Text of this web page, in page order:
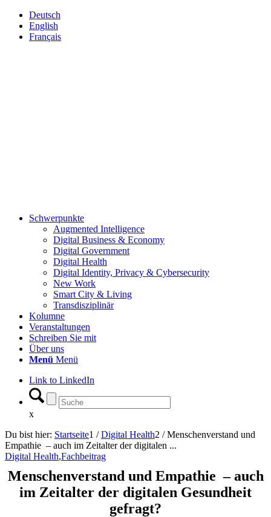
Deutsch
English
Français
Schwerpunkte
Augmented Intelligence
Digital Business & Economy
Digital Government
Digital Health
Digital Identity, Privacy & Cybersecurity
New Work
Smart City & Living
Transdisziplinär
Kolumne
Veranstaltungen
Schreiben Sie mit
Über uns
Menü Menü
Link to LinkedIn
x
Du bist hier: Startseite1 / Digital Health2 / Menschenverstand und
Empathie – auch im Zeitalter der digitalen ...
Digital Health,Fachbeitrag
Menschenverstand und Empathie – auch
im Zeitalter der digitalen Gesundheit
gefragt?